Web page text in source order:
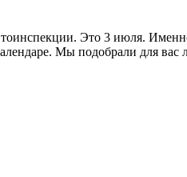
Это 3 июля.
Мы подобрали для